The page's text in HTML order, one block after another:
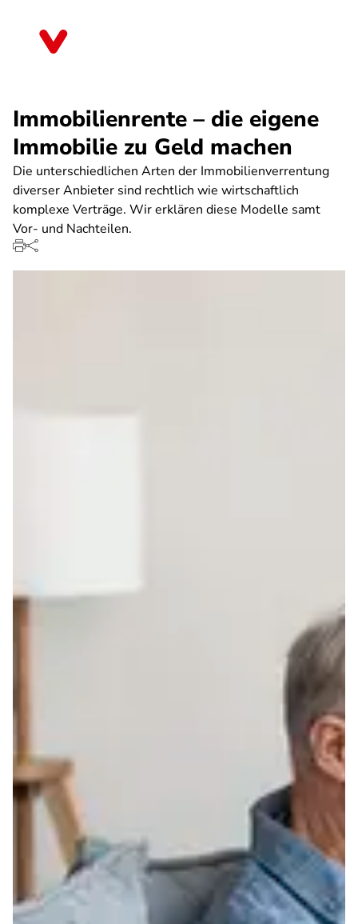
Immobilienrente – die eigene
Immobilie zu Geld machen
Die unterschiedlichen Arten der Immobilienverrentung
diverser Anbieter sind rechtlich wie wirtschaftlich
komplexe Verträge. Wir erklären diese Modelle samt
Vor- und Nachteilen.